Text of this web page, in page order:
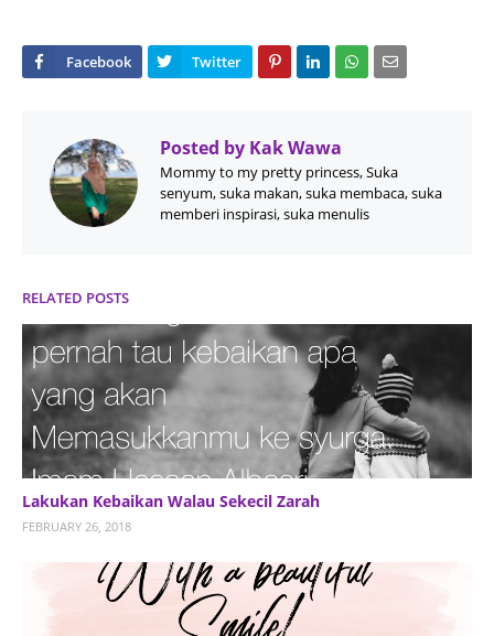
Posted by Kak Wawa
Mommy to my pretty princess, Suka
senyum, suka makan, suka membaca, suka
memberi inspirasi, suka menulis
RELATED POSTS
Lakukan Kebaikan Walau Sekecil Zarah
FEBRUARY 26, 2018